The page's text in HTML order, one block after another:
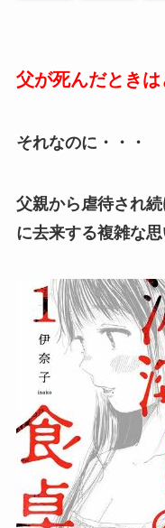
父が死んだときは
それなのに・・・
父親から虐待され
に去来する複雑な